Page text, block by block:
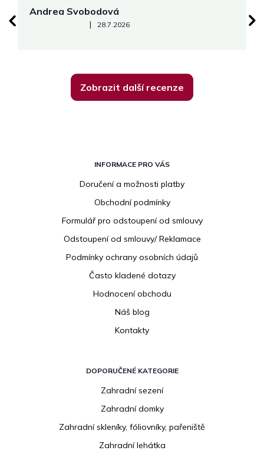
Andrea Svobodová
Hodnocení obchodu je 5 z 5 hvězdiček.
| 28.7.2026
Zobrazit další recenze
INFORMACE PRO VÁS
Doručení a možnosti platby
Obchodní podmínky
Formulář pro odstoupení od smlouvy
Odstoupení od smlouvy/ Reklamace
Podmínky ochrany osobních údajů
Často kladené dotazy
Hodnocení obchodu
Náš blog
Kontakty
DOPORUČENÉ KATEGORIE
Zahradní sezení
Zahradní domky
Zahradní skleníky, fóliovníky, pařeniště
Zahradní lehátka